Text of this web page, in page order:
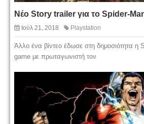
Νέο Story trailer για το Spider-
Ιούλ 21, 2018 Playstation
Άλλο ένα βίντεο έδωσε στη δημοσιότητα η
game με πρωταγωνιστή τον